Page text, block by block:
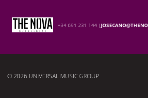
+34 691 231 144 |
© 2026 UNIVERSAL MUSIC GROUP